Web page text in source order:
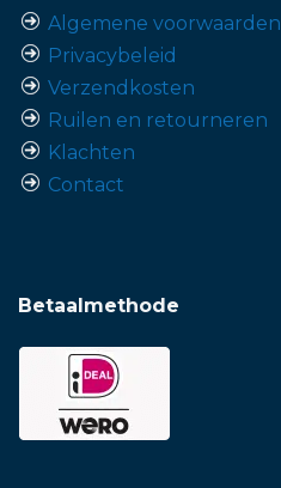
Algemene voorwaarden
Privacybeleid
Verzendkosten
Ruilen en retourneren
Klachten
Contact
Betaalmethode